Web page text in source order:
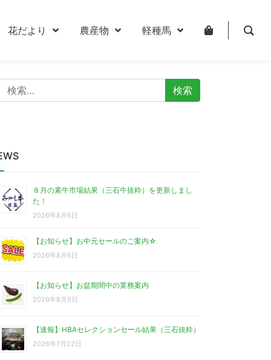
花だより 農産物 軽種馬
:
８月の素牛市場結果（三石牛抜粋）を更新しまし
た！
2026年8月6日
【お知らせ】お中元セールのご案内☆
2026年8月6日
【お知らせ】お盆期間中の業務案内
2026年8月5日
【速報】HBAセレクションセール結果（三石抜粋）
2026年7月22日